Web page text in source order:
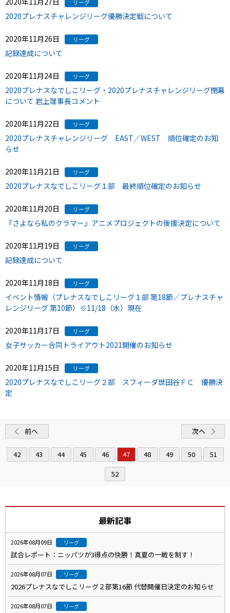
リーグ
2020プレナスチャレンジリーグ優勝決定戦について
2020年11月26日 リーグ
記録達成について
2020年11月24日 リーグ
2020プレナスなでしこリーグ・2020プレナスチャレンジリーグ閉幕
について 岩上理事長コメント
2020年11月22日 リーグ
2020プレナスチャレンジリーグ EAST／WEST 順位確定のお知
らせ
2020年11月21日 リーグ
2020プレナスなでしこリーグ１部 最終順位確定のお知らせ
2020年11月20日 リーグ
『さよなら私のクラマー』アニメプロジェクトの後援決定について
2020年11月19日 リーグ
記録達成について
2020年11月18日 リーグ
イベント情報（プレナスなでしこリーグ１部 第18節／プレナスチャ
レンジリーグ 第10節）※11/18（水）現在
2020年11月17日 リーグ
女子サッカー合同トライアウト2021開催のお知らせ
2020年11月15日 リーグ
2020プレナスなでしこリーグ２部 スフィーダ世田谷ＦＣ 優勝決
定
前へ
42 43 44 45 46 47 48 49 50
51
52
次へ
最新記事
2026年08月09日 リーグ
試合レポート：ニッパツが3得点の快勝！真夏の一戦を制す！
2026年08月07日 リーグ
2026プレナスなでしこリーグ２部第16節 代替開催日決定のお知らせ
2026年08月07日 リーグ